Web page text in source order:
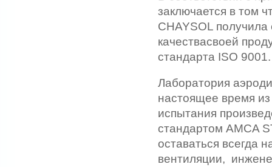
заключается в том
CHAYSOL
качествасвоей
стандарта ISO 9001.
Лаборатория
настоящее время
испытания
стандартом AMCA
оставаться всегда
вентиляции,